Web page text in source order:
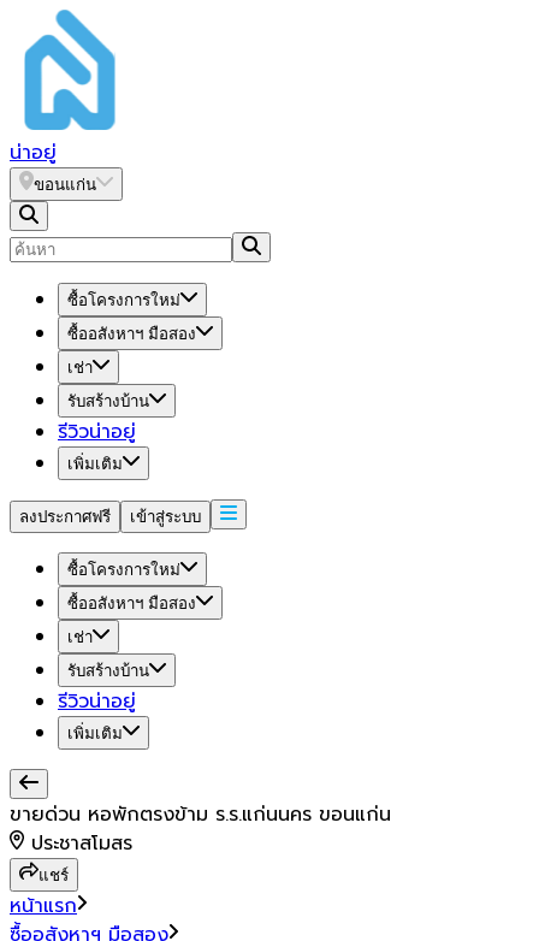
น่าอยู่
ขอนแก่น
ซื้อโครงการใหม่
ซื้ออสังหาฯ มือสอง
เช่า
รับสร้างบ้าน
รีวิวน่าอยู่
เพิ่มเติม
ลงประกาศฟรี เข้าสู่ระบบ
ซื้อโครงการใหม่
ซื้ออสังหาฯ มือสอง
เช่า
รับสร้างบ้าน
รีวิวน่าอยู่
เพิ่มเติม
ขายด่วน หอพักตรงข้าม ร.ร.แก่นนคร ขอนแก่น
ประชาสโมสร
แชร์
หน้าแรก
ซื้ออสังหาฯ มือสอง